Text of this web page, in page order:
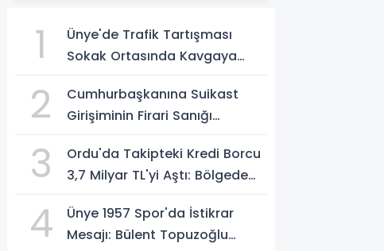
1
Ünye'de Trafik Tartışması
Sokak Ortasında Kavgaya
2
Cumhurbaşkanına Suikast
Girişiminin Firari Sanığı
3
Ordu'da Takipteki Kredi Borcu
3,7 Milyar TL'yi Aştı: Bölgede
4
Ünye 1957 Spor'da İstikrar
Mesajı: Bülent Topuzoğlu